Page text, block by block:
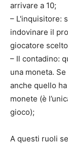
arrivare a 10;
– L'inquisitore:
indovinare il
giocatore
– Il contadino:
una moneta.
anche quello
monete (è
gioco);
A questi ruoli